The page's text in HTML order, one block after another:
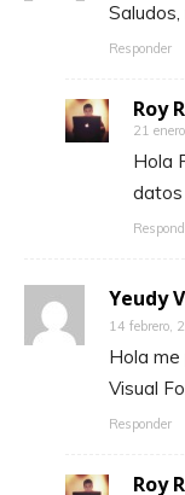
Responder
Roy
21
Hola
datos
Yeudy
14 febrero,
Hola
Visual
Responder
Roy